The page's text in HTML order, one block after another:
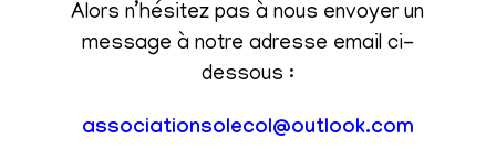
Alors n’hésitez pas à nous envoyer un
message à notre adresse email ci-
dessous :
associationsolecol@outlook.com